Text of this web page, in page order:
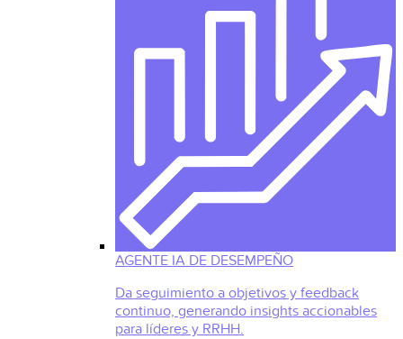
AGENTE IA DE DESEMPEÑO
Da seguimiento a objetivos y feedback
continuo, generando insights accionables
para líderes y RRHH.